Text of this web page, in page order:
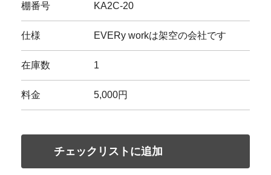
棚番号 KA2C-20
仕様 EVERy workは架空の会社です
在庫数 1
料金 5,000円
チェックリストに追加